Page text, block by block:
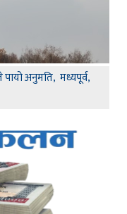
अनुमति, मध्यपूर्व,